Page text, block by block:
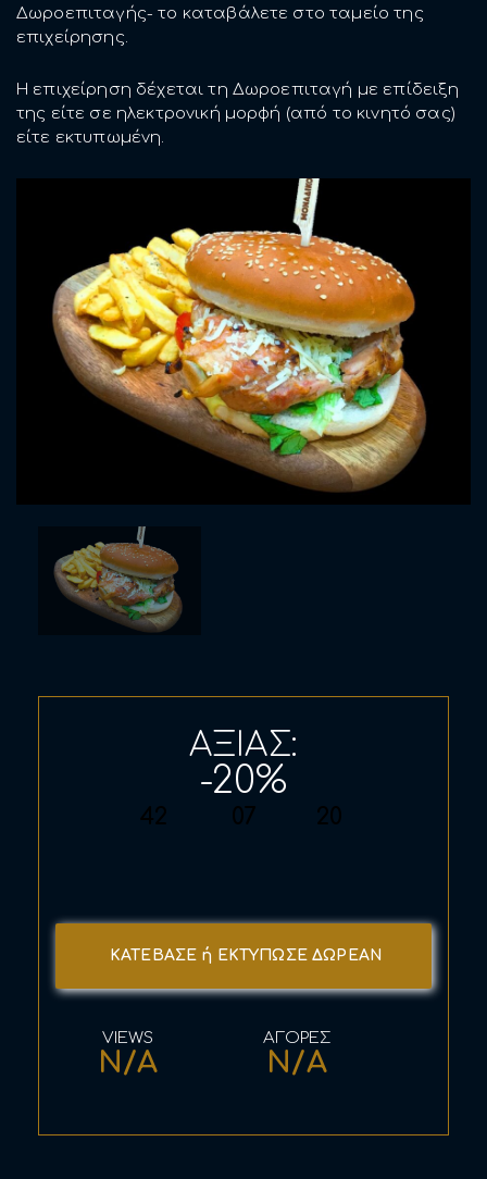
Δωροεπιταγής- το καταβάλετε στο ταμείο της
επιχείρησης.
Η επιχείρηση δέχεται τη Δωροεπιταγή με επίδειξη
της είτε σε ηλεκτρονική μορφή (από το κινητό σας)
είτε εκτυπωμένη.
ΑΞΙΑΣ:
-20%
42 07 19
ΚΑΤΕΒΑΣΕ ή ΕΚΤΥΠΩΣΕ ΔΩΡΕΑΝ
N/A N/A